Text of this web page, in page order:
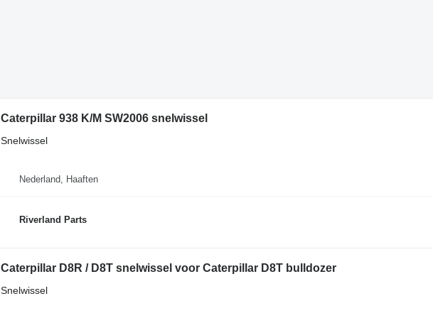
Caterpillar 938 K/M SW2006 snelwissel
Snelwissel
Nederland, Haaften
Riverland Parts
Caterpillar D8R / D8T snelwissel voor Caterpillar D8T bulldozer
Snelwissel